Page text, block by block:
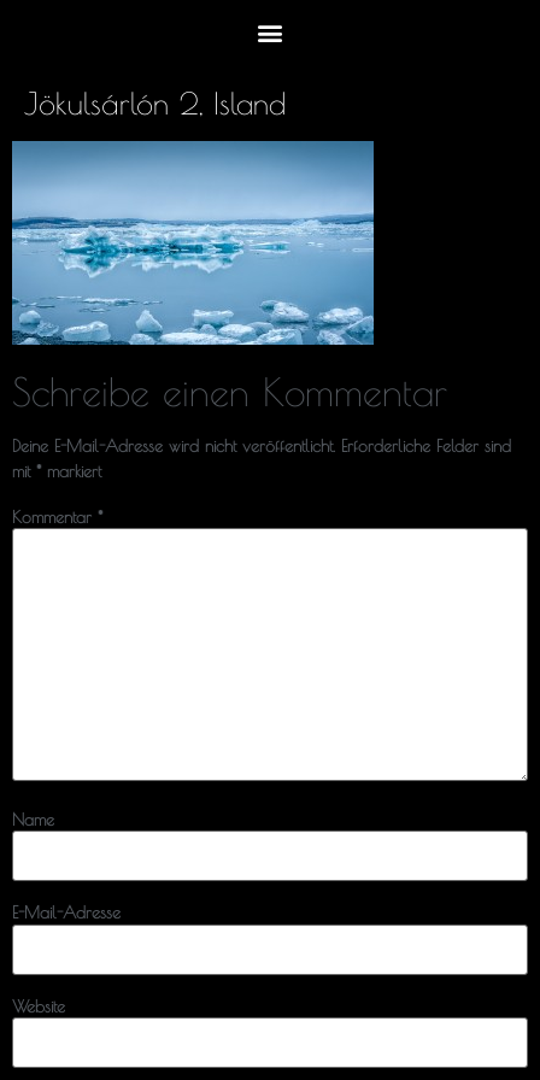
Jökulsárlón 2, Island
Schreibe einen Kommentar
Deine E-Mail-Adresse wird nicht veröffentlicht. Erforderliche Felder sind
mit * markiert
Kommentar *
Name
E-Mail-Adresse
Website